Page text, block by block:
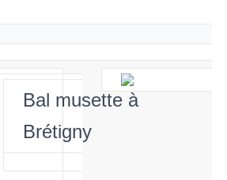
Bal musette à
Brétigny